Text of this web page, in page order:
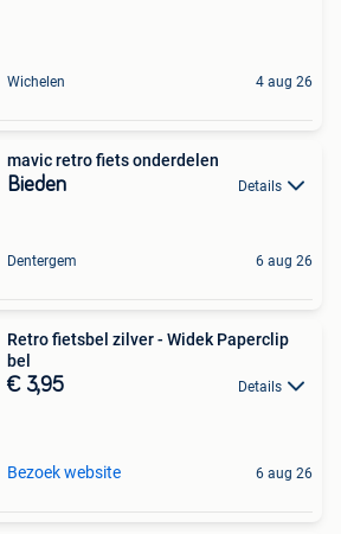
Wichelen 4 aug 26
mavic retro fiets onderdelen
Bieden Details
Dentergem 6 aug 26
Retro fietsbel zilver - Widek Paperclip
bel
€ 3,95 Details
Bezoek website 6 aug 26